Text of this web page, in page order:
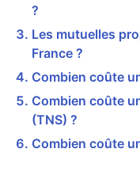
?
Les mutuelles
France ?
Combien coûte
Combien coûte
(TNS) ?
Combien coûte